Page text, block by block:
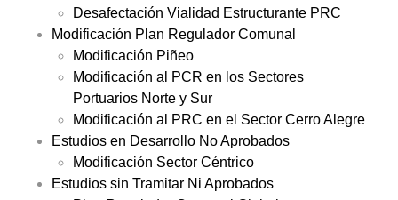
Desafectación Vialidad Estructurante PRC
Modificación Plan Regulador Comunal
Modificación Piñeo
Modificación al PCR en los Sectores
Portuarios Norte y Sur
Modificación al PRC en el Sector Cerro Alegre
Estudios en Desarrollo No Aprobados
Modificación Sector Céntrico
Estudios sin Tramitar Ni Aprobados